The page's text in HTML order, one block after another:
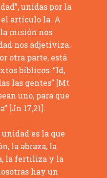
unidas por la
artículo la. A
misión nos
nos adjetiviza.
otra parte, está
bíblicos: “Id,
las gentes” [Mt
uno, para que
[Jn 17,21].
es la que
la abraza, la
la fertiliza y la
hay un